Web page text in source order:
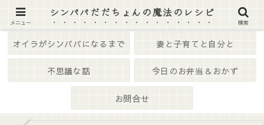
ホーム はじめての方へ
オイラがシンパパになるまで 妻と子育てと自分と
不思議な話 今日のお弁当＆おかず
お問合せ
メニュー
シンパパだだちょんの魔法のレシピ
検索